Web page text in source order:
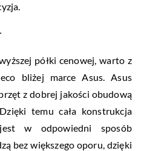
półki cenowej, warto z
bliżej marce Asus. Asus
z dobrej jakości obudową
temu cała konstrukcja
w odpowiedni sposób
bez większego oporu, dzięki